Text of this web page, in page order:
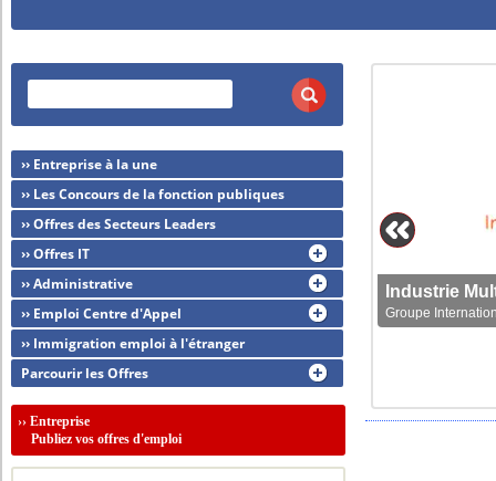
Groupe
›› Entreprise à la une
›› Les Concours de la fonction publiques
›› Offres des Secteurs Leaders
›› Offres IT
›› Administrative
›› Emploi Centre d'Appel
›› Immigration emploi à l'étranger
Parcourir les Offres
››Entreprise
Publiez vos offres d'emploi